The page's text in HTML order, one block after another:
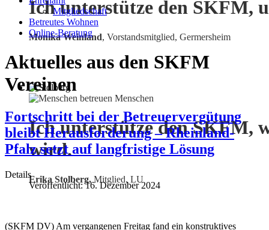
Ich unterstütze den SKFM,
Monika Weinland, Vorstandsmitglied, Germersheim
Ich unterstütze den SKFM,
wird.
Erika Stolberg, Mitglied, LU
Mitgliedschaft
Betreutes Wohnen
Online-Beratung
Aktuelles aus den SKFM
Vereinen
Fortschritt bei der Betreuervergütung
bleibt Herausforderung – Rheinland-
Pfalz setzt auf langfristige Lösung
Details
Veröffentlicht: 16. Dezember 2024
(SKFM DV) Am vergangenen Freitag fand ein konstruktives